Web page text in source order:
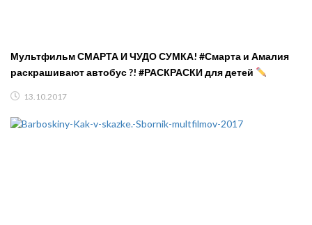
Мультфильм СМАРТА И ЧУДО СУМКА! #Смарта и Амалия
раскрашивают автобус ?! #РАСКРАСКИ для детей
13.10.2017